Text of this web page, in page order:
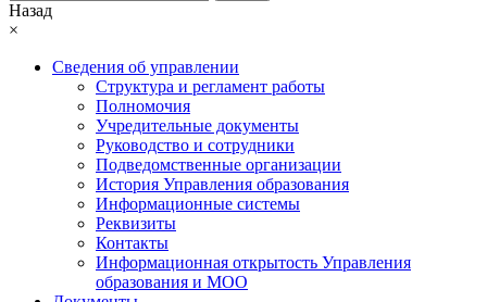
Назад
×
Сведения об управлении
Структура и регламент работы
Полномочия
Учредительные документы
Руководство и сотрудники
Подведомственные организации
История Управления образования
Информационные системы
Реквизиты
Контакты
Информационная открытость Управления
образования и МОО